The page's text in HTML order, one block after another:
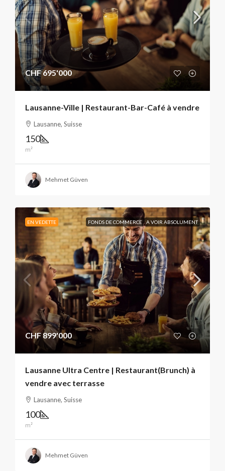
CHF 695'000
Lausanne-Ville | Restaurant-Bar-Café à vendre
Lausanne, Suisse
150
m²
Mehmet Güven
EN VEDETTE FONDS DE COMMERCE A VOIR ABSOLUMENT
CHF 899'000
Lausanne Ultra Centre | Restaurant(Brunch) à
vendre avec terrasse
Lausanne, Suisse
100
m²
Mehmet Güven